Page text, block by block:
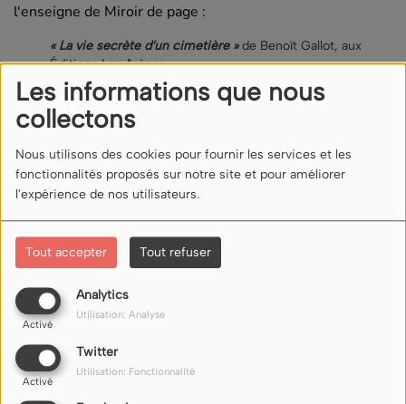
Les informations que nous
collectons
Nous utilisons des cookies pour fournir les services et les
fonctionnalités proposés sur notre site et pour améliorer
l'expérience de nos utilisateurs.
Tout accepter Tout refuser
Analytics
Activé
Utilisation: Analyse
Twitter
Activé
Utilisation: Fonctionnalité
l'enseigne de Miroir de page :
« La vie secrète d’un cimetière »de Benoît Gallot, aux
Éditions Les Arènes
« Le cimetière des mots doux »
illustré par Frédéric Pillot, aux Editions Albin Michel
Jeunesse
Commentaires(0)
Connectez-vous pour commenter cet article